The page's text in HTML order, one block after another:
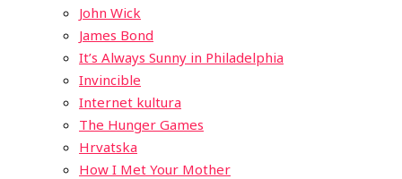
John Wick
James Bond
It’s Always Sunny in Philadelphia
Invincible
Internet kultura
The Hunger Games
Hrvatska
How I Met Your Mother